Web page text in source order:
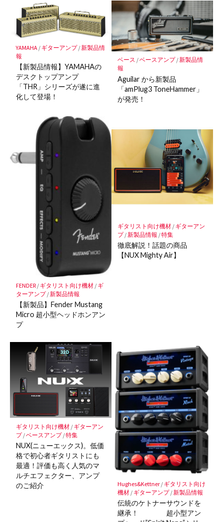
マ
ー
ク
に
保
存
YAMAHA/ ギターアンプ/新製品情
報
【新製品情報】YAMAHAの
デスクトップアンプ
「THR」シリーズが遂に進
化して登場！
ベース /ベースアンプ/新製品情
報
Aguilar から新製品
「amPlug3 ToneHammer」
が発売！
FENDER/ ギタリスト向け機材/ ギ
ターアンプ/新製品情報
【新製品】Fender Mustang
Micro 超小型ヘッドホンアン
プ
ギタリスト向け機材/ ギターアン
プ/新製品情報 /特集
徹底解説！話題の商品
【NUX Mighty Air】
ギタリスト向け機材/ ギターアン
プ/ベースアンプ/特集
NUX(ニューエックス)。低価
格で初心者ギタリストにも
最適！評価も高く人気のマ
ルチエフェクター、アンプ
のご紹介
Hughes&Kettner/ ギタリスト向け
機材/ ギターアンプ/新製品情報
伝統のケトナーサウンドを
継承！ 超小型アン